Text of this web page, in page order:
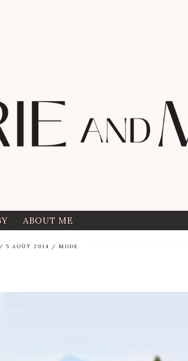
ABOUT ME
5 AOÛT 2014 MODE